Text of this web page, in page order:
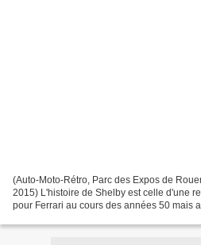
(Auto-Moto-Rétro, Parc des Expos de
2015) L'histoire de Shelby est celle d'une
pour Ferrari au cours des années 50 mais